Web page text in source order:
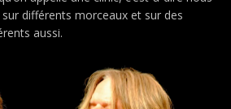
différents morceaux et sur des
aussi.